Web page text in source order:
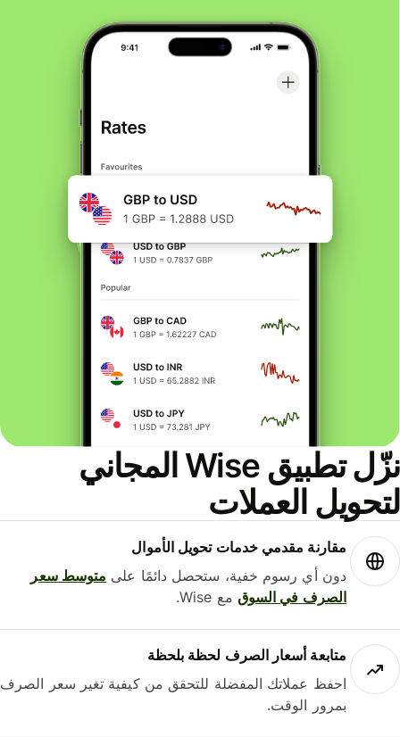
نزّل تطبيق Wise المجاني
العملات
مقارنة مقدمي خدمات تحويل الأموال
دون أي رسوم خفية، ستحصل دائمًا علىمتوسط ​​سعر
الصرف في السوقمع Wise.
متابعة أسعار الصرف لحظة بلحظة
احفظ عملاتك المفضلة للتحقق من كيفية تغير سعر الصرف
بمرور الوقت.